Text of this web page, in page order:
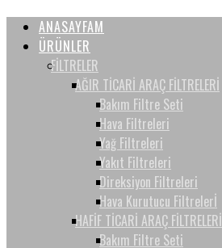
ANASAYFAM
ÜRÜNLER
FİLTRELER
AĞIR TİCARİ ARAÇ FİLTRELERİ
Bakım Filtre Seti
Hava Filtreleri
Yağ Filtreleri
Yakıt Filtreleri
Direksiyon Filtreleri
Hava Kurutucu Filtrelerİ
HAFİF TİCARİ ARAÇ FİLTRELERİ
Bakım Filtre Seti